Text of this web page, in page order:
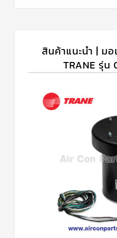
สินค้าแนะนำ | ม
TRANE รุ่น